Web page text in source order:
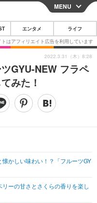
CLOSE
スマートフォン
その他
映画・ドラマ
その他
MENU
エンタメ ライフ
GYU‐NEW フラペ
みた！
かしい味わい！？「フルーツGY
ーの甘さとさくらの香りを楽し
2022.3.31（木）8:28